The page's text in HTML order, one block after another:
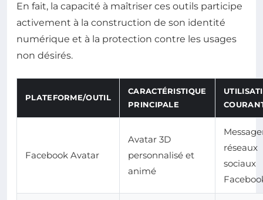
En fait, la capacité à maîtriser ces outils participe
activement à la construction de son identité
numérique et à la protection contre les usages
non désirés.
PLATEFORME/OUTIL
CARACTÉRISTIQUE
PRINCIPALE
Facebook Avatar
Avatar 3D
personnalisé et
animé
réseaux
sociaux